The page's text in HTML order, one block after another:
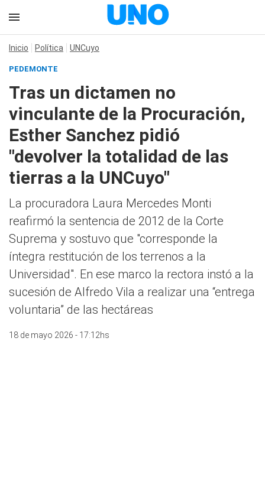
Inicio Política UNCuyo
PEDEMONTE
Tras un dictamen no
vinculante de la Procuración,
Esther Sanchez pidió
"devolver la totalidad de las
tierras a la UNCuyo"
La procuradora Laura Mercedes Monti
reafirmó la sentencia de 2012 de la Corte
Suprema y sostuvo que "corresponde la
íntegra restitución de los terrenos a la
Universidad". En ese marco la rectora instó a la
sucesión de Alfredo Vila a realizar una “entrega
voluntaria” de las hectáreas
18 de mayo 2026 - 17:12hs